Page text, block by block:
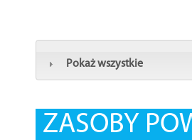
Pokaż wszystkie
ZASOBY